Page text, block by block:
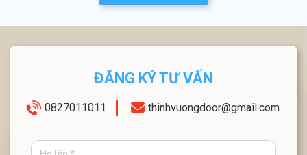
ĐĂNG KÝ TƯ VẤN
0827011011 thinhvuongdoor@gmail.com